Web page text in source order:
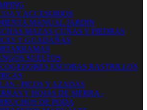
Y ACCESORIOS
MANUAL JARDIN
MAZAS CUÑAS Y PIEDRAS
Y GUADAÑAS
SUELTOS
ESCOBAS RASTRILLOS
- PICOS Y AZADAS
Y HOJAS DE SIERRA -
DE PODA